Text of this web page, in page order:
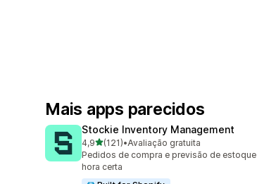
Mais apps parecidos
Stockie Inventory Management
4,9de 5 estrelas
(121)
121 avaliações ao todo
•Avaliação gratuita
Pedidos de compra e previsão de
hora certa